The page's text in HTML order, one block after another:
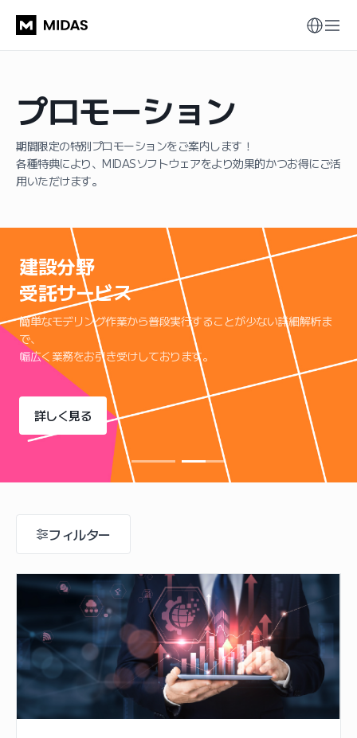
プロモーション
期間限定の特別プロモーションをご案内します！
各種特典により、MIDASソフトウェアをより効果的かつお得にご活
用いただけます。
建設分野
受託サービス
簡単なモデリング作業から普段実行することが少ない詳細解析ま
で、
幅広く業務をお引き受けしております。
詳しく見る
フィルター